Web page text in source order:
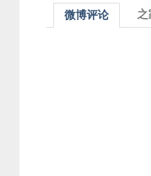
微博评论 之